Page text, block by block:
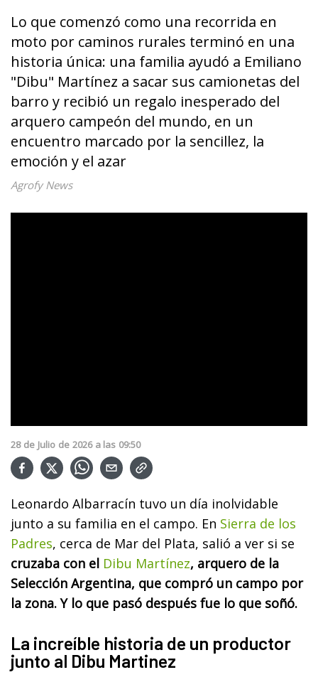
Lo que comenzó como una recorrida en
moto por caminos rurales terminó en una
historia única: una familia ayudó a Emiliano
"Dibu" Martínez a sacar sus camionetas del
barro y recibió un regalo inesperado del
arquero campeón del mundo, en un
encuentro marcado por la sencillez, la
emoción y el azar
Agrofy News
28 de Julio de 2026 a las 09:50
Leonardo Albarracín tuvo un día inolvidable
junto a su familia en el campo. En Sierra de los
Padres, cerca de Mar del Plata, salió a ver si se
cruzaba con el Dibu Martínez, arquero de la
Selección Argentina, que compró un campo por
la zona. Y lo que pasó después fue lo que soñó.
La increíble historia de un productor
junto al Dibu Martinez